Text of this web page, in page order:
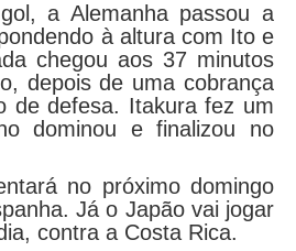
a Alemanha passou a
à altura com Ito e
chegou aos 37 minutos
depois de uma cobrança
de defesa. Itakura fez um
dominou e finalizou no
no próximo domingo
Já o Japão vai jogar
contra a Costa Rica.